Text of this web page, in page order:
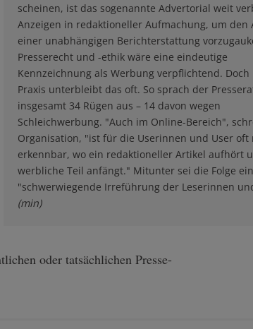
scheinen, ist das sogenannte Advertorial weit
Anzeigen in redaktioneller Aufmachung, um den
einer unabhängigen Berichterstattung
Presserecht und -ethik wäre eine eindeutige
Kennzeichnung als Werbung verpflichtend.
Praxis unterbleibt das oft. So sprach der
insgesamt 34 Rügen aus – 14 davon wegen
Schleichwerbung. "Auch im Online-Bereich",
Organisation, "ist für die Userinnen und User oft
erkennbar, wo ein redaktioneller Artikel aufhört
werbliche Teil anfängt." Mitunter sei die Folge
"schwerwiegende Irreführung der Leserinnen
(min)
oder tatsächlichen Presse-